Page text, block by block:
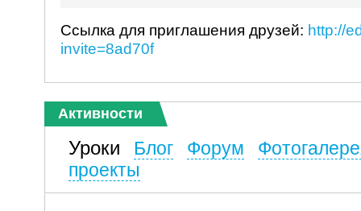
Ссылка для приглашения друзей: http://
invite=8ad70f
Активности
Уроки Блог Форум
проекты